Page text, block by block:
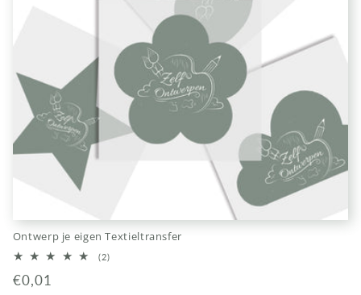
Ontwerp je eigen Textieltransfer
(2)2
Normale
€0,01